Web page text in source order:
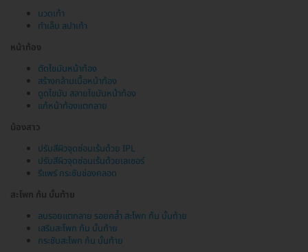
นวดเท้า
ทำเล็บ สปาเท้า
หน้าท้อง
ตัดไขมันหน้าท้อง
สร้างกล้ามเนื้อหน้าท้อง
ดูดไขมัน สลายไขมันหน้าท้อง
แก้หน้าท้องแตกลาย
น้องสาว
ปรับสีผิวจุดซ่อนเร้นด้วย IPL
ปรับสีผิวจุดซ่อนเร้นด้วยเลเซอร์
รีแพร์ กระชับช่องคลอด
สะโพก ก้น บั้นท้าย
ลบรอยแตกลาย รอยคล้ำ สะโพก ก้น บั้นท้าย
เสริมสะโพก ก้น บั้นท้าย
กระชับสะโพก ก้น บั้นท้าย